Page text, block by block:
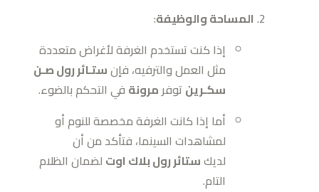
المساحة والوظيفة:
إذا كنت تستخدم الغرفة لأغراض متعددة
مثل العمل والترفيه، فإنستـائر رول صـن
سكـرين توفر مرونة في التحكم بالضوء.
أما إذا كانت الغرفة مخصصة للنوم أو
لمشاهدات السينما، فتأكد من أن
لديكستائر رول بلاك اوت لضمان الظلام
التام.